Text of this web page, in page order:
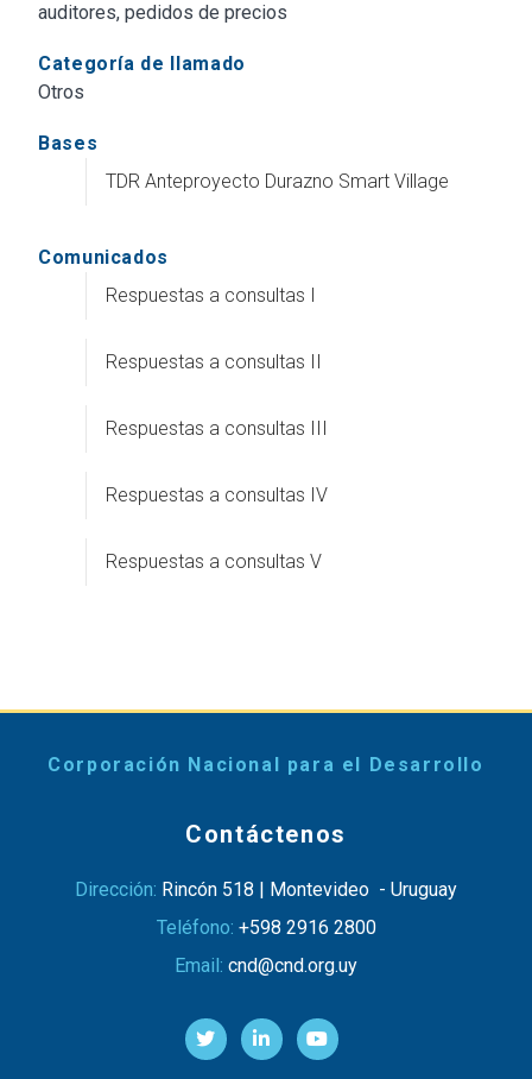
auditores, pedidos de precios
Categoría de llamado
Otros
Bases
TDR Anteproyecto Durazno Smart Village
Comunicados
Respuestas a consultas I
Respuestas a consultas II
Respuestas a consultas III
Respuestas a consultas IV
Respuestas a consultas V
Corporación Nacional para el Desarrollo
Contáctenos
Dirección: Rincón 518 | Montevideo - Uruguay
Teléfono: +598 2916 2800
Email: cnd@cnd.org.uy